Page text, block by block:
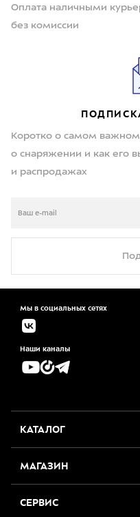
Оплата наличными
без комиссии
Коротко о самом
о снаряжении и как его
и распродажах
Мы в социальных сетях
Наши каналы
КАТАЛОГ
МАГАЗИН
СЕРВИС